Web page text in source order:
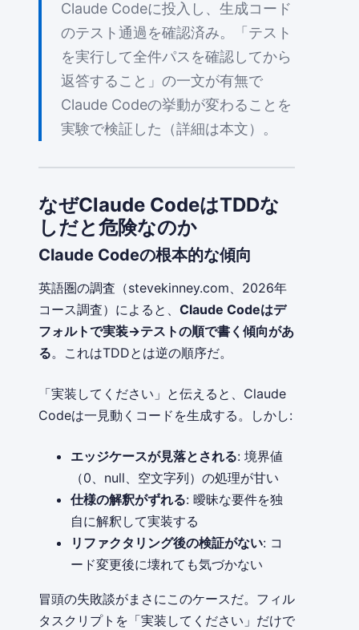
Claude Codeに投入し、生成コード
のテスト通過を確認済み。「テスト
を実行して全件パスを確認してから
返答すること」の一文が有無で
Claude Codeの挙動が変わることを
実験で検証した（詳細は本文）。
なぜClaude CodeはTDDな
しだと危険なのか
Claude Codeの根本的な傾向
英語圏の調査（stevekinney.com、2026年
コース調査）によると、 Claude Codeはデ
フォルトで実装→テストの順で書く傾向があ
る。これはTDDとは逆の順序だ。
「実装してください」と伝えると、Claude
Codeは一見動くコードを生成する。しかし:
エッジケースが見落とされる: 境界値
（0、null、空文字列）の処理が甘い
仕様の解釈がずれる: 曖昧な要件を独
自に解釈して実装する
リファクタリング後の検証がない: コ
ード変更後に壊れても気づかない
冒頭の失敗談がまさにこのケースだ。フィル
タスクリプトを「実装してください」だけで